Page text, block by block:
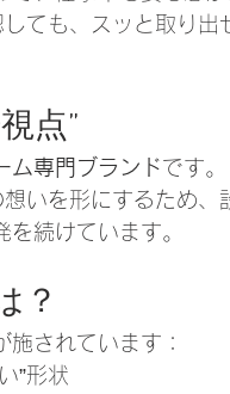
ても、スッと取り出
点”
ム専門ブランドです。
いを形にするため、
続けています。
？
されています：
”形状